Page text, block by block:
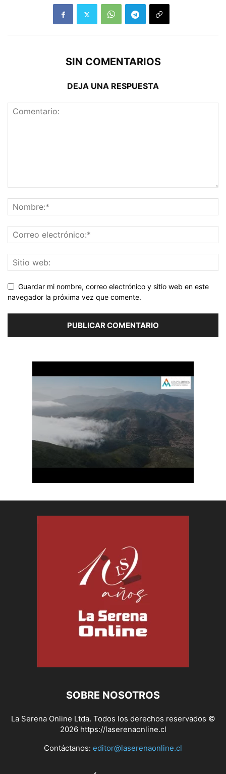
SIN COMENTARIOS
DEJA UNA RESPUESTA
Guardar mi nombre, correo electrónico y sitio web en este
navegador la próxima vez que comente.
SOBRE NOSOTROS
La Serena Online Ltda. Todos los derechos reservados ©
2026 https://laserenaonline.cl
Contáctanos: editor@laserenaonline.cl